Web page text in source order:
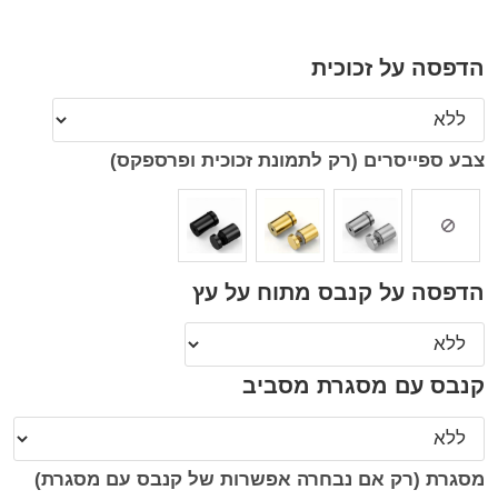
הדפסה על זכוכית
צבע ספייסרים (רק לתמונת זכוכית ופרספקס)
הדפסה על קנבס מתוח על עץ
קנבס עם מסגרת מסביב
מסגרת (רק אם נבחרה אפשרות של קנבס עם מסגרת)